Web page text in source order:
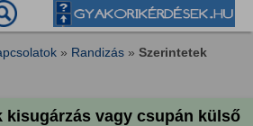
» Randizás » Szerintetek
kisugárzás vagy csupán külső